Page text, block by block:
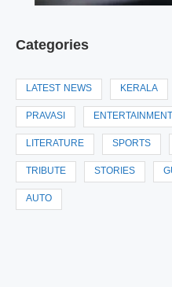
Categories
LATEST NEWS KERALA
PRAVASI ENTERTAINMENT
LITERATURE SPORTS
TRIBUTE STORIES
AUTO